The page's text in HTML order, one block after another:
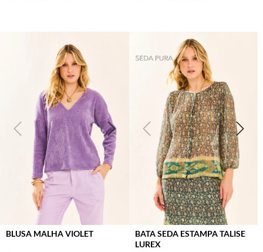
BLUSA MALHA VIOLET
BATA SEDA ESTAMPA TALISE
LUREX